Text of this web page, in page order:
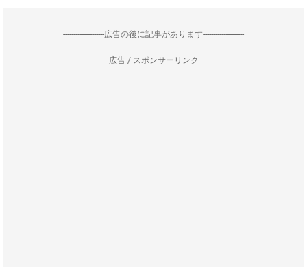
--------------------広告の後に記事があります--------------------
広告 / スポンサーリンク